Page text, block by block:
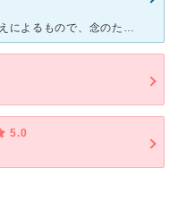
胆管がんを患っていましたが、今回震えによるもので、念のため救急車でこちらにきました。 癌は手術成功して通院している状態ですが、胃の痛みから震えがきて救急車を念のため呼んでこちらで検査してもらいま
5.0